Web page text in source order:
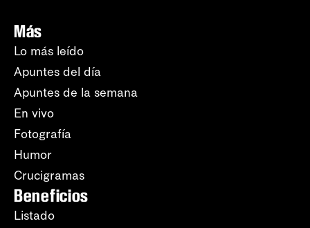
Más
Lo más leído
Apuntes del día
Apuntes de la semana
En vivo
Fotografía
Humor
Crucigramas
Beneficios
Listado